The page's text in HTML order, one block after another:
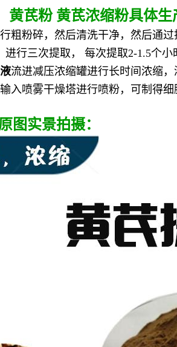
黄芪粉 黄芪浓缩粉具体生
粗粉碎，然后清洗干净，然后通
进行三次提取， 每次提取2-1.5个
流进减压浓缩罐进行长时间浓缩
输入喷雾干燥塔进行喷粉，可制得
图实景拍摄：